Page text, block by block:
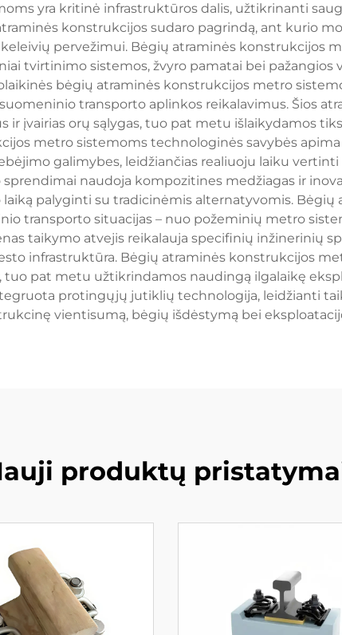
yra kritinė infrastruktūros dalis, užtikrinanti
konstrukcijos sudaro pagrindą, ant kurio
pervežimui. Bėgių atraminės konstrukcijos
tvirtinimo sistemos, žvyro pamatai bei
bėgių atraminės konstrukcijos metro
transporto aplinkos reikalavimus. Šios
įvairias orų sąlygas, tuo pat metu išlaikydamos
metro sistemoms technologinės savybės
galimybes, leidžiančias realiuoju laiku
naudoja kompozitines medžiagas ir
palyginti su tradicinėmis alternatyvomis.
transporto situacijas – nuo požeminių metro
taikymo atvejis reikalauja specifinių inžinerinių
infrastruktūra. Bėgių atraminės konstrukcijos
pat metu užtikrindamos naudingą ilgalaikę
protingųjų jutiklių technologija, leidžianti
vientisumą, bėgių išdėstymą bei
produktų